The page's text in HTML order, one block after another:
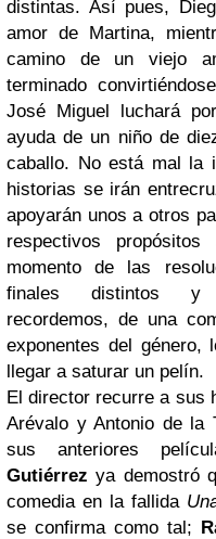
distintas. Así pues,
amor de Martina,
camino de un viejo
terminado
José Miguel luchará
ayuda de un niño de
caballo. No está mal la
historias se irán
apoyarán unos a otros
respectivos
momento de las
finales distintos y
recordemos, de una
exponentes del
llegar a saturar un pelín.
El director recurre a sus
Arévalo y Antonio de la
sus anteriores
Gutiérrez ya demostró
comedia en la fallida
se confirma como tal;